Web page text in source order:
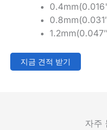
지금 견적 받기
자주